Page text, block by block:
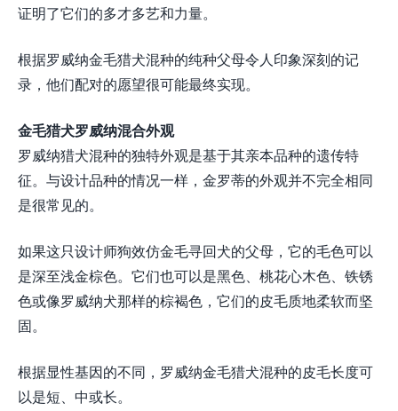
证明了它们的多才多艺和力量。
根据罗威纳金毛猎犬混种的纯种父母令人印象深刻的记
录，他们配对的愿望很可能最终实现。
金毛猎犬罗威纳混合外观
罗威纳猎犬混种的独特外观是基于其亲本品种的遗传特
征。与设计品种的情况一样，金罗蒂的外观并不完全相同
是很常见的。
如果这只设计师狗效仿金毛寻回犬的父母，它的毛色可以
是深至浅金棕色。它们也可以是黑色、桃花心木色、铁锈
色或像罗威纳犬那样的棕褐色，它们的皮毛质地柔软而坚
固。
根据显性基因的不同，罗威纳金毛猎犬混种的皮毛长度可
以是短、中或长。